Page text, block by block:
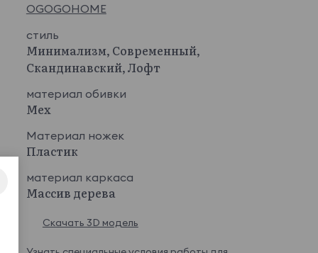
OGOGOHOME
стиль
Минимализм, Современный,
Скандинавский, Лофт
материал обивки
Мех
Материал ножек
Пластик
материал каркаса
Массив дерева
Скачать 3D модель